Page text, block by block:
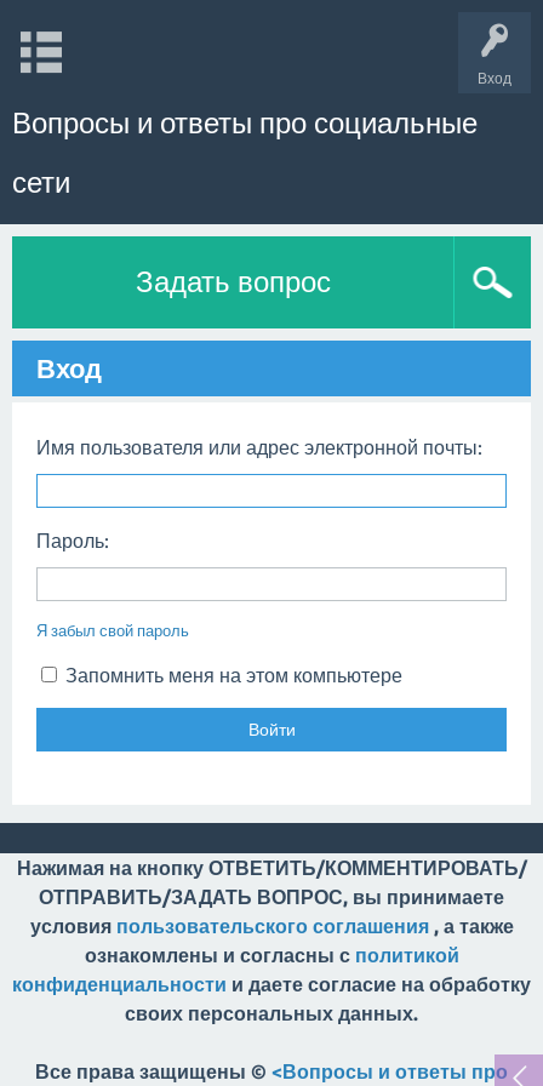
Вход
Вопросы и ответы про социальные
сети
Задать вопрос
Вход
Имя пользователя или адрес электронной почты:
Пароль:
Я забыл свой пароль
Запомнить меня на этом компьютере
Нажимая на кнопку ОТВЕТИТЬ/КОММЕНТИРОВАТЬ/
ОТПРАВИТЬ/ЗАДАТЬ ВОПРОС, вы принимаете
условия пользовательского соглашения, а также
ознакомлены и согласны с политикой
конфиденциальности и даете согласие на обработку
своих персональных данных.
Все права защищены © <Вопросы и ответы про